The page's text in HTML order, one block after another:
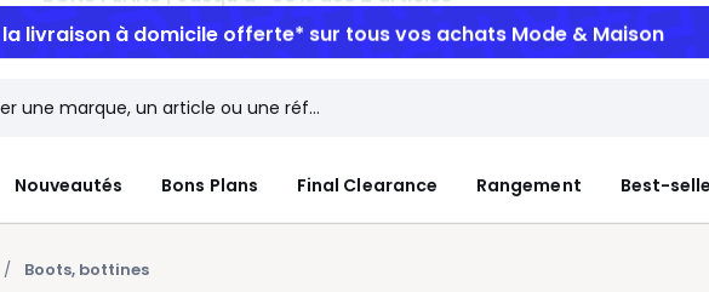
livraison à domicile offerte* sur tous vos achats Mode & Maison
Nouveautés Bons Plans Final Clearance Rangement Best-
Boots, bottines